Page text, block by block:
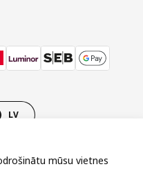
LV
mūsu vietnes